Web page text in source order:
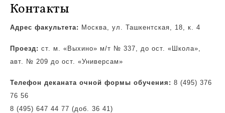
Контакты
Адрес факультета: Москва, ул. Ташкентская, 18, к. 4
Проезд: ст. м. «Выхино» м/т № 337, до ост. «Школа»,
авт. № 209 до ост. «Универсам»
Телефон деканата очной формы обучения: 8 (495) 376
76 56
8 (495) 647 44 77 (доб. 36 41)